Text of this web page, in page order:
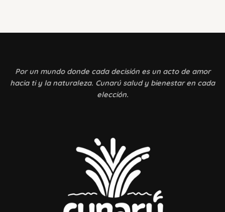
Por un mundo donde cada decisión es un acto de amor
hacia ti y la naturaleza. Cunarú salud y bienestar en cada
elección.